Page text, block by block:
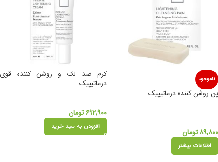
ناموجود
پن روشن کننده درماتیپیک
۸۹,۸۰۰ تومان
اطلاعات بیشتر
کرم ضد لک و روشن کننده قوی
درماتیپیک
۶۹۲,۹۰۰تومان
افزودن به سبد خرید